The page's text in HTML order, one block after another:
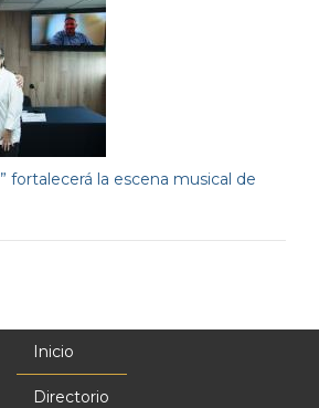
fortalecerá la escena musical de
Inicio
Directorio